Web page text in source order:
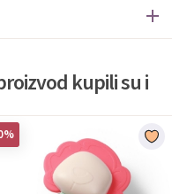
kupili su i